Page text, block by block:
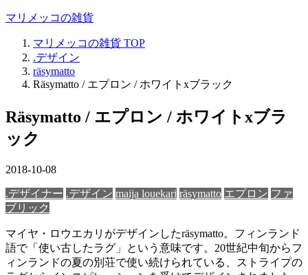
マリメッコの雑貨
マリメッコの雑貨 TOP
.デザイン
räsymatto
Räsymatto / エプロン / ホワイトxブラック
Räsymatto / エプロン / ホワイトxブラ
ック
2018-10-08
.デザイナー .デザイン maija louekari räsymatto エプロン ファ
ブリック
マイヤ・ロウエカリがデザインしたräsymatto。フィンランド
語で「使い古したラグ」という意味です。20世紀中旬からフ
ィンランドの夏の別荘で使い続けられている、ストライプの